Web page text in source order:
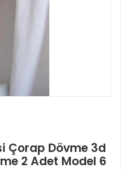
Çorap Dövme 3d
2 Adet Model 6